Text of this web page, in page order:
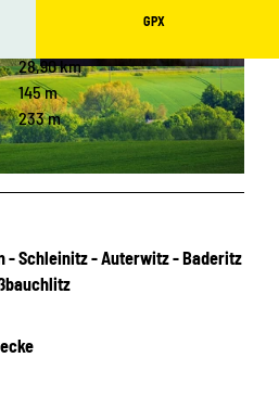
Petr
© Ulrike Friedl-von Thun, Dresden Elbland, Co
nny Petrat
GPX
28,90 km
145 m
233 m
- Schleinitz - Auterwitz - Baderitz